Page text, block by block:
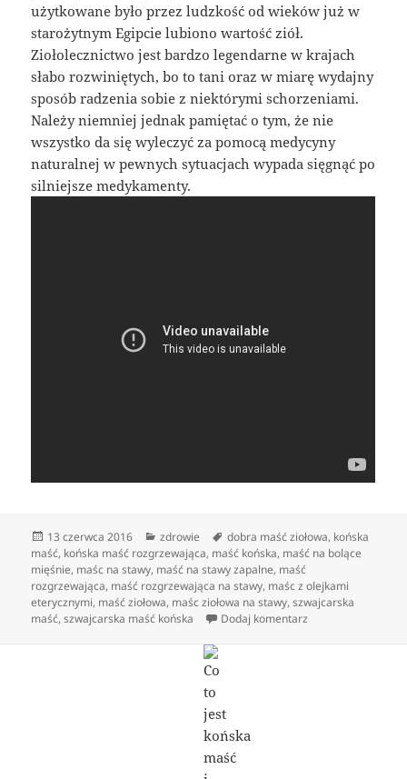
użytkowane było przez ludzkość od wieków już w
starożytnym Egipcie lubiono wartość ziół.
Ziołolecznictwo jest bardzo legendarne w krajach
słabo rozwiniętych, bo to tani oraz w miarę wydajny
sposób radzenia sobie z niektórymi schorzeniami.
Należy niemniej jednak pamiętać o tym, że nie
wszystko da się wyleczyć za pomocą medycyny
naturalnej w pewnych sytuacjach wypada sięgnąć po
silniejsze medykamenty.
Data
publikacji
13 czerwca 2016 Kategorie
zdrowie Tagi
dobra maść ziołowa, końska
maść, końska maść rozgrzewająca, maść końska, maść na bolące
mięśnie, maśc na stawy, maść na stawy zapalne, maść
rozgrzewająca, maść rozgrzewająca na stawy, maśc z olejkami
eterycznymi, maść ziołowa, maśc ziołowa na stawy,szwajcarska
maść,szwajcarska maść końska Dodaj komentarz